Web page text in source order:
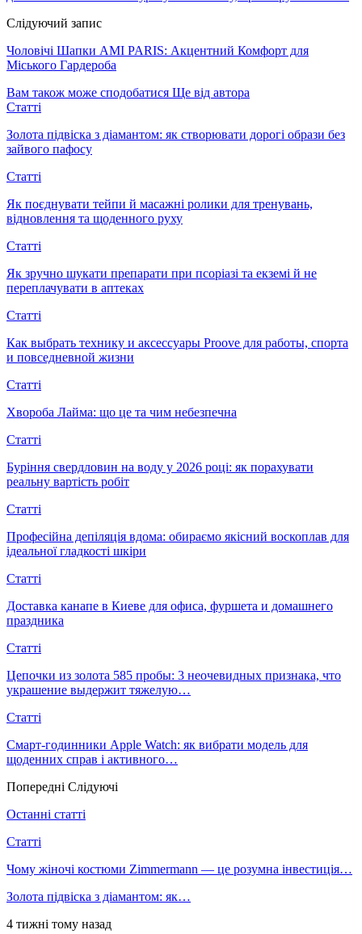
Слідуючий запис
Чоловічі Шапки AMI PARIS: Акцентний Комфорт для
Міського Гардероба
Вам також може сподобатися Ще від автора
Статті
Золота підвіска з діамантом: як створювати дорогі образи без
зайвого пафосу
Статті
Як поєднувати тейпи й масажні ролики для тренувань,
відновлення та щоденного руху
Статті
Як зручно шукати препарати при псоріазі та екземі й не
переплачувати в аптеках
Статті
Как выбрать технику и аксессуары Proove для работы, спорта
и повседневной жизни
Статті
Хвороба Лайма: що це та чим небезпечна
Статті
Буріння свердловин на воду у 2026 році: як порахувати
реальну вартість робіт
Статті
Професійна депіляція вдома: обираємо якісний воскоплав для
ідеальної гладкості шкіри
Статті
Доставка канапе в Киеве для офиса, фуршета и домашнего
праздника
Статті
Цепочки из золота 585 пробы: 3 неочевидных признака, что
украшение выдержит тяжелую…
Статті
Смарт-годинники Apple Watch: як вибрати модель для
щоденних справ і активного…
Попередні Слідуючі
Останні статті
Статті
Чому жіночі костюми Zimmermann — це розумна інвестиція…
Золота підвіска з діамантом: як…
4 тижні тому назад